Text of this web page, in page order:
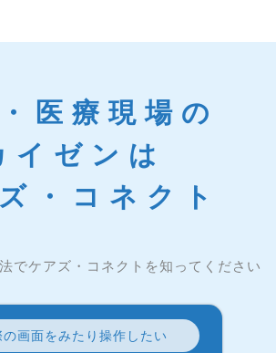
医療現場の
イゼンは
・コネクト
でケアズ・コネクトを知ってください
の画面をみたり操作したい